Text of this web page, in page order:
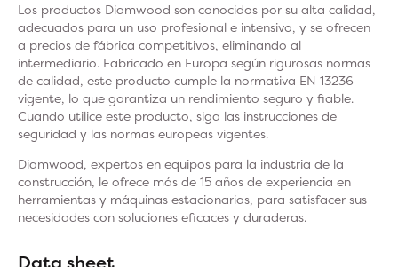
Los productos Diamwood son conocidos por su alta calidad,
adecuados para un uso profesional e intensivo, y se ofrecen
a precios de fábrica competitivos, eliminando al
intermediario. Fabricado en Europa según rigurosas normas
de calidad, este producto cumple la normativa EN 13236
vigente, lo que garantiza un rendimiento seguro y fiable.
Cuando utilice este producto, siga las instrucciones de
seguridad y las normas europeas vigentes.
Diamwood, expertos en equipos para la industria de la
construcción, le ofrece más de 15 años de experiencia en
herramientas y máquinas estacionarias, para satisfacer sus
necesidades con soluciones eficaces y duraderas.
Data sheet